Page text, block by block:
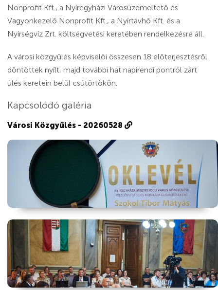
Nonprofit Kft., a Nyíregyházi Városüzemeltető és
Vagyonkezelő Nonprofit Kft., a Nyírtávhő Kft. és a
Nyírségvíz Zrt. költségvetési keretében rendelkezésre áll.
A városi közgyűlés képviselői összesen 18 előterjesztésről
döntöttek nyílt, majd további hat napirendi pontról zárt
ülés keretein belül csütörtökön.
Kapcsolódó galéria
Városi Közgyűlés - 20260528